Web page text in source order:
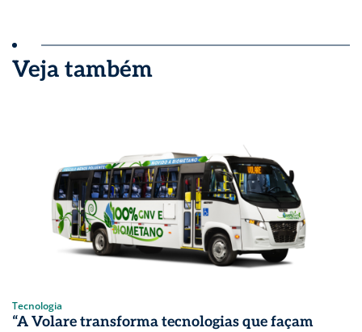
Veja também
Tecnologia
“A Volare transforma tecnologias que façam